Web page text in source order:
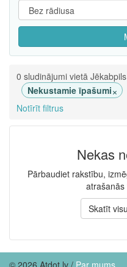
0 sludinājumi vietā
Nekustamie īpašumi×
Notīrīt filtrus
Nekas
Pārbaudiet rakstību,
Skatīt
© 2026 Atdot.lv / Par mums